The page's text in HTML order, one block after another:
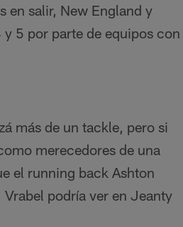
en salir, New England y
5 por parte de equipos con
más de un tackle, pero si
merecedores de una
el running back Ashton
podría ver en Jeanty